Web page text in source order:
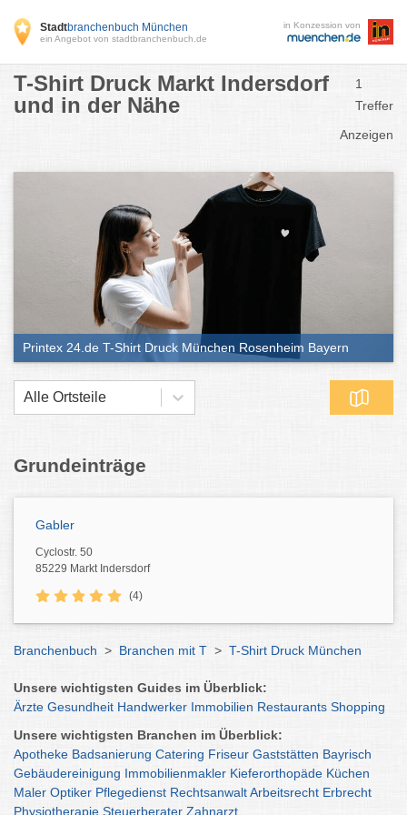
Stadtbranchenbuch München
ein Angebot von stadtbranchenbuch.de
in Konzession von
T-Shirt Druck Markt Indersdorf
und in der Nähe
1
Treffer
Anzeigen
Printex 24.de T-Shirt Druck München Rosenheim Bayern
Alle Ortsteile
Grundeinträge
Gabler
Cyclostr. 50
85229 Markt Indersdorf
(4)
Branchenbuch > Branchen mit T > T-Shirt Druck München
Unsere wichtigsten Guides im Überblick:
Ärzte Gesundheit Handwerker Immobilien Restaurants Shopping
Unsere wichtigsten Branchen im Überblick:
Apotheke Badsanierung Catering Friseur Gaststätten Bayrisch
Gebäudereinigung Immobilienmakler Kieferorthopäde Küchen
Maler Optiker Pflegedienst RechtsanwaltArbeitsrecht Erbrecht
Physiotherapie Steuerberater Zahnarzt